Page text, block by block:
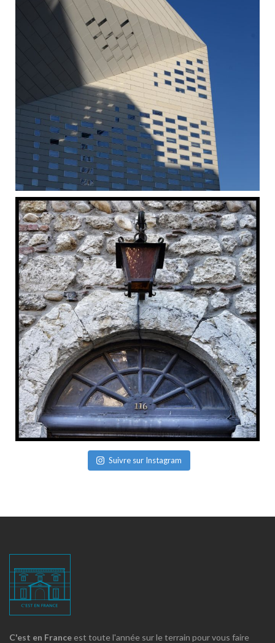
Suivre sur Instagram
C'est en France est toute l'année sur le terrain pour vous faire